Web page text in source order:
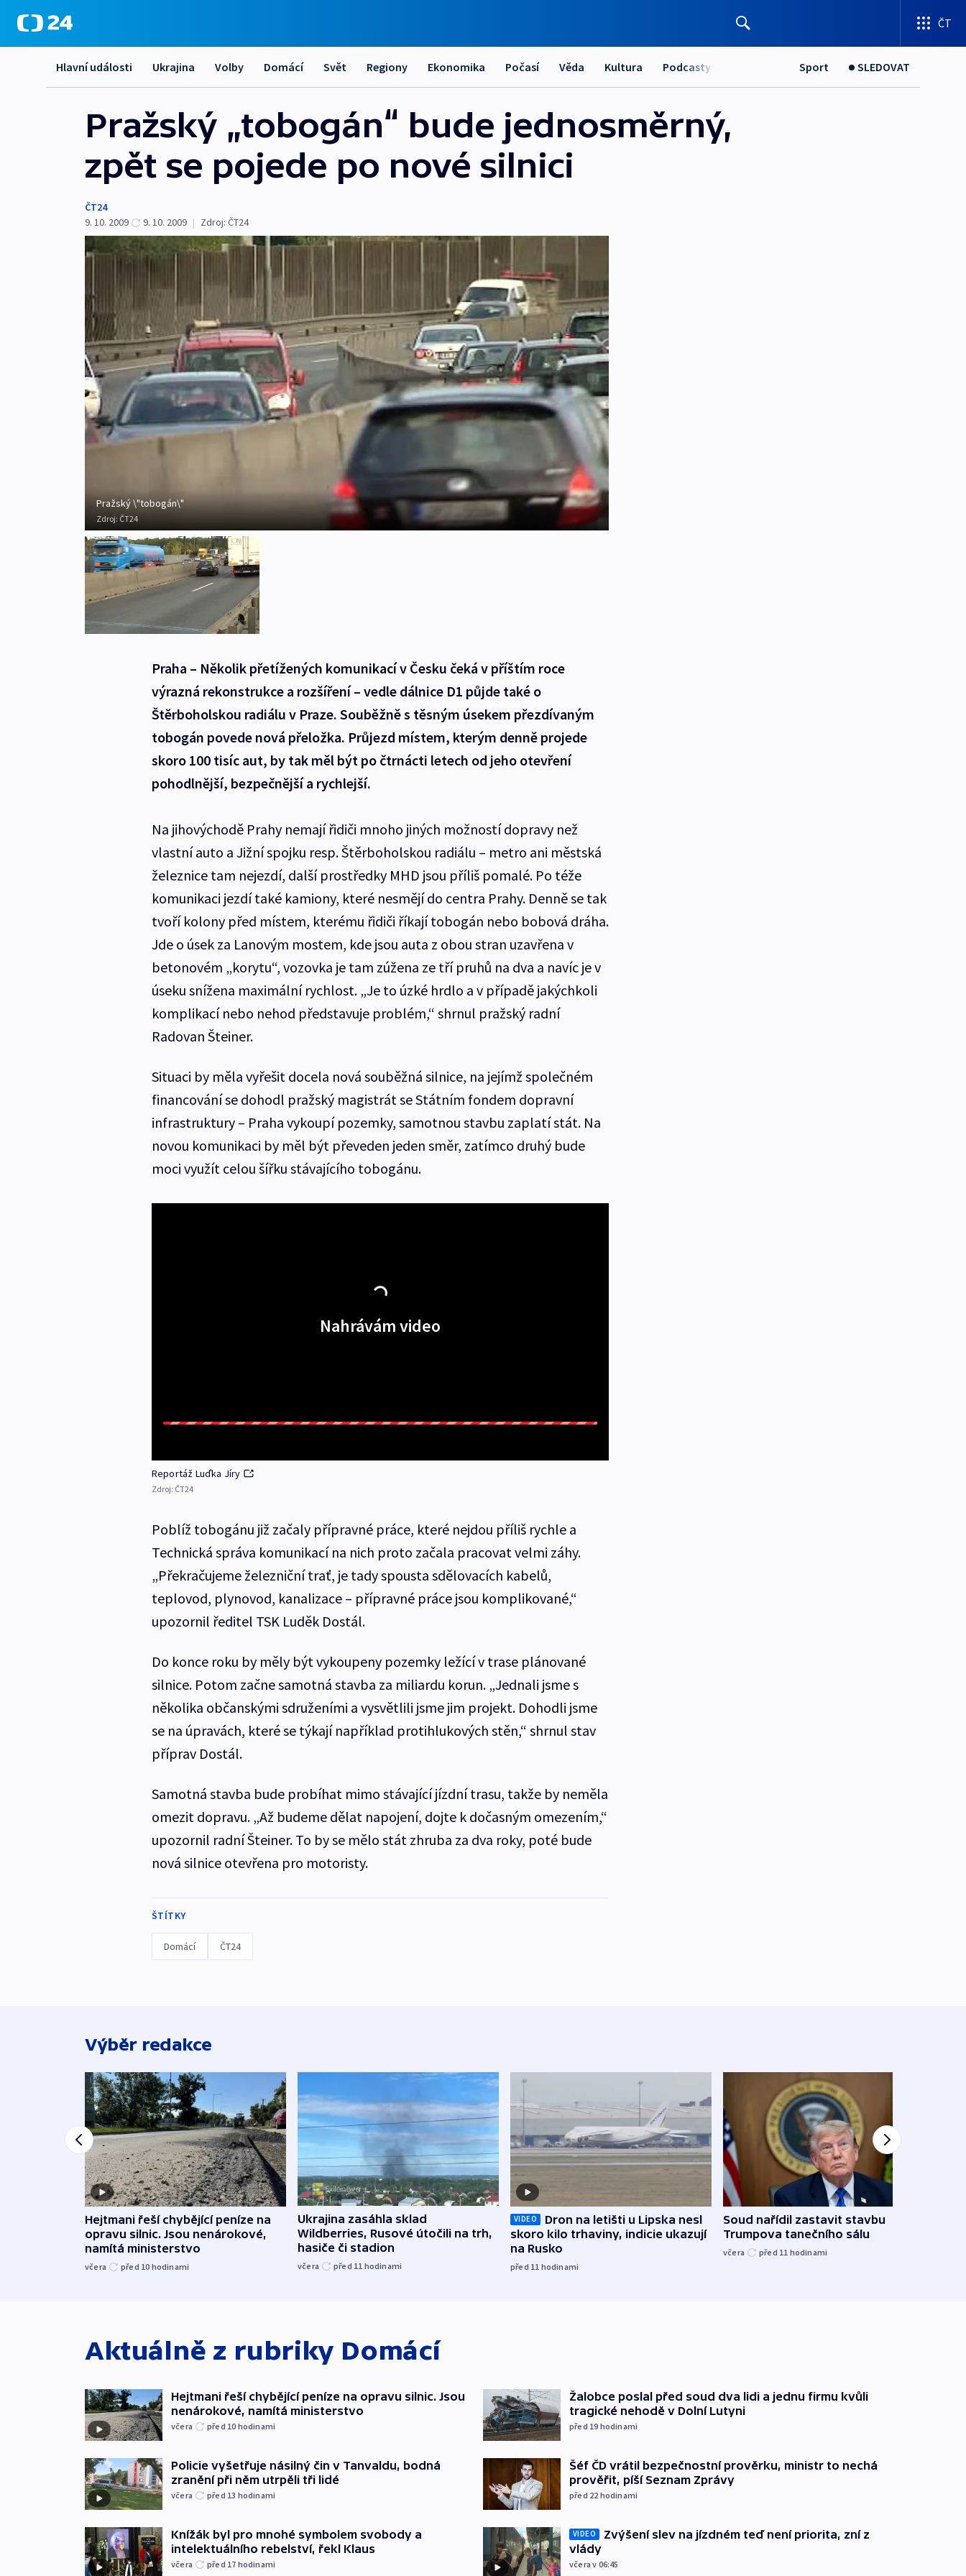
ČT
Hlavní události Ukrajina Volby Domácí Svět Regiony Ekonomika Počasí Věda Kultura Podcasty Sport SLEDOVAT
Pražský „tobogán“ bude jednosměrný,
zpět se pojede po nové silnici
ČT24
9. 10. 2009
9. 10. 2009 | Zdroj: ČT24
Pražský \"tobogán\"
Zdroj: ČT24
Praha – Několik přetížených komunikací v Česku čeká v příštím roce
výrazná rekonstrukce a rozšíření – vedle dálnice D1 půjde také o
Štěrboholskou radiálu v Praze. Souběžně s těsným úsekem přezdívaným
tobogán povede nová přeložka. Průjezd místem, kterým denně projede
skoro 100 tisíc aut, by tak měl být po čtrnácti letech od jeho otevření
pohodlnější, bezpečnější a rychlejší.
Na jihovýchodě Prahy nemají řidiči mnoho jiných možností dopravy než
vlastní auto a Jižní spojku resp. Štěrboholskou radiálu – metro ani městská
železnice tam nejezdí, další prostředky MHD jsou příliš pomalé. Po téže
komunikaci jezdí také kamiony, které nesmějí do centra Prahy. Denně se tak
tvoří kolony před místem, kterému řidiči říkají tobogán nebo bobová dráha.
Jde o úsek za Lanovým mostem, kde jsou auta z obou stran uzavřena v
betonovém „korytu“, vozovka je tam zúžena ze tří pruhů na dva a navíc je v
úseku snížena maximální rychlost. „Je to úzké hrdlo a v případě jakýchkoli
komplikací nebo nehod představuje problém,“ shrnul pražský radní
Radovan Šteiner.
Situaci by měla vyřešit docela nová souběžná silnice, na jejímž společném
financování se dohodl pražský magistrát se Státním fondem dopravní
infrastruktury – Praha vykoupí pozemky, samotnou stavbu zaplatí stát. Na
novou komunikaci by měl být převeden jeden směr, zatímco druhý bude
moci využít celou šířku stávajícího tobogánu.
Nahrávám video
Reportáž Luďka Jíry
Zdroj: ČT24
Poblíž tobogánu již začaly přípravné práce, které nejdou příliš rychle a
Technická správa komunikací na nich proto začala pracovat velmi záhy.
„Překračujeme železniční trať, je tady spousta sdělovacích kabelů,
teplovod, plynovod, kanalizace – přípravné práce jsou komplikované,“
upozornil ředitel TSK Luděk Dostál.
Do konce roku by měly být vykoupeny pozemky ležící v trase plánované
silnice. Potom začne samotná stavba za miliardu korun. „Jednali jsme s
několika občanskými sdruženími a vysvětlili jsme jim projekt. Dohodli jsme
se na úpravách, které se týkají například protihlukových stěn,“ shrnul stav
příprav Dostál.
Samotná stavba bude probíhat mimo stávající jízdní trasu, takže by neměla
omezit dopravu. „Až budeme dělat napojení, dojte k dočasným omezením,“
upozornil radní Šteiner. To by se mělo stát zhruba za dva roky, poté bude
nová silnice otevřena pro motoristy.
ŠTÍTKY
Domácí ČT24
Výběr redakce
Hejtmani řeší chybějící peníze na
opravu silnic. Jsou nenárokové,
namítá ministerstvo
včera před 10 hodinami
Ukrajina zasáhla sklad
Wildberries, Rusové útočili na trh,
hasiče či stadion
včera před 11 hodinami
VIDEO
Dron na letišti u Lipska nesl
skoro kilo trhaviny, indicie ukazují
na Rusko
před 11 hodinami
Soud nařídil zastavit stavbu
Trumpova tanečního sálu
včera před 11 hodinami
Aktuálně z rubriky Domácí
Hejtmani řeší chybějící peníze na opravu silnic. Jsou
nenárokové, namítá ministerstvo
včera před 10 hodinami
Policie vyšetřuje násilný čin v Tanvaldu, bodná
zranění při něm utrpěli tři lidé
včera před 13 hodinami
Knížák byl pro mnohé symbolem svobody a
intelektuálního rebelství, řekl Klaus
včera před 17 hodinami
Žalobce poslal před soud dva lidi a jednu firmu kvůli
tragické nehodě v Dolní Lutyni
před 19 hodinami
Šéf ČD vrátil bezpečnostní prověrku, ministr to nechá
prověřit, píší Seznam Zprávy
před 22 hodinami
VIDEO
Zvýšení slev na jízdném teď není priorita, zní z
vlády
včera v 06:45